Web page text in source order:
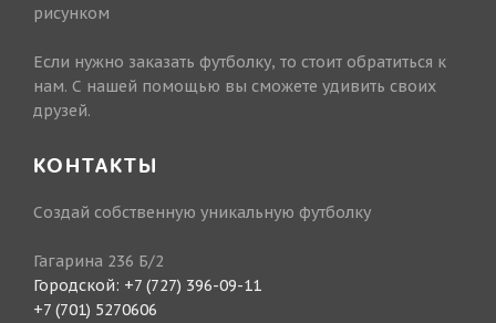
рисунком
Если нужно заказать футболку, то стоит обратиться к
нам. С нашей помощью вы сможете удивить своих
друзей.
КОНТАКТЫ
Создай собственную уникальную футболку
Гагарина 236 Б/2
Городской: +7 (727) 396-09-11
+7 (701) 5270606